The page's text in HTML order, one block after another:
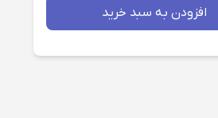
افزودن به سبد خريد